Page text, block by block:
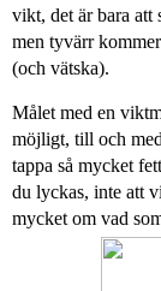
vikt, det är bara
men tyvärr
(och vätska).
Målet med en
möjligt, till och
tappa så mycket
du lyckas, inte att
mycket om vad